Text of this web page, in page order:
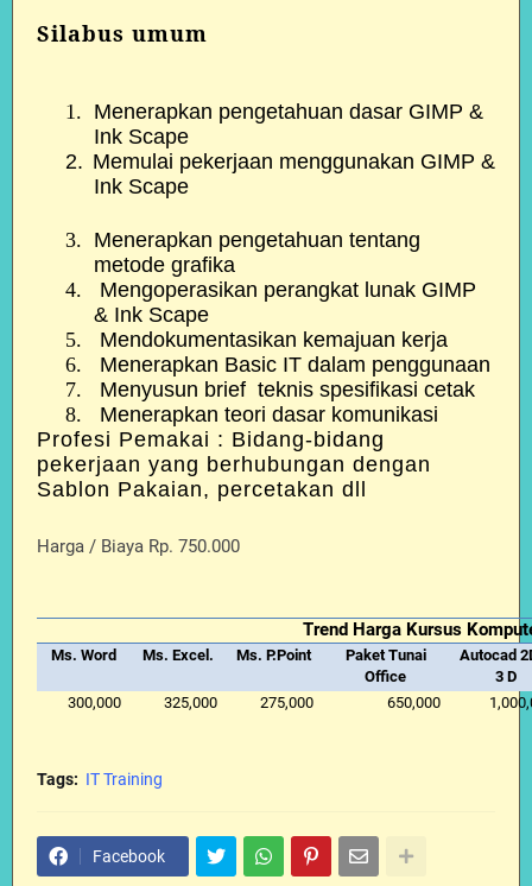
Silabus umum
1. Menerapkan pengetahuan dasar GIMP &
Ink Scape
2. Memulai pekerjaan menggunakan GIMP &
Ink Scape
3. Menerapkan pengetahuan tentang
metode grafika
4.
Mengoperasikan perangkat lunak GIMP
& Ink Scape
5.
Mendokumentasikan kemajuan kerja
6.
Menerapkan Basic IT dalam penggunaan
7.
Menyusun brief teknis spesifikasi cetak
8.
Menerapkan teori dasar komunikasi
Profesi Pemakai : Bidang-bidang
pekerjaan yang berhubungan dengan
Sablon Pakaian, percetakan dll
Harga / Biaya Rp. 750.000
Trend Harga Kursus
Ms. Word Ms. Excel. Ms. P.Point
Paket Tunai
Office
Autocad
3 D
300,000
325,000 275,000 650,000
Tags: IT Training
Facebook